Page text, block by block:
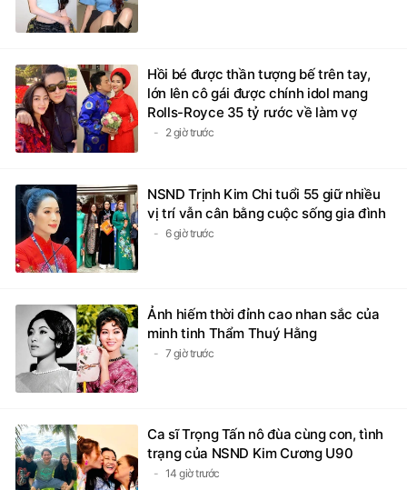
Hồi bé được thần tượng bế trên tay,
lớn lên cô gái được chính idol mang
Rolls-Royce 35 tỷ rước về làm vợ
2 giờ trước
NSND Trịnh Kim Chi tuổi 55 giữ nhiều
vị trí vẫn cân bằng cuộc sống gia đình
6 giờ trước
Ảnh hiếm thời đỉnh cao nhan sắc của
minh tinh Thẩm Thuý Hằng
7 giờ trước
Ca sĩ Trọng Tấn nô đùa cùng con, tình
trạng của NSND Kim Cương U90
14 giờ trước